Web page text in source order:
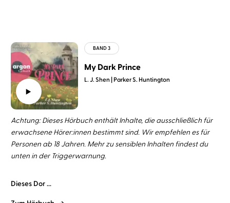
L. J. Shen Parker S. Huntington
My Dark Prince
Achtung: Dieses Hörbuch enthält Inhalte, die ausschließlich für
erwachsene Hörer:innen bestimmt sind. Wir empfehlen es für
Personen ab 18 Jahren. Mehr zu sensiblen Inhalten findest du
unten in der Triggerwarnung.
Dieses Dor ...